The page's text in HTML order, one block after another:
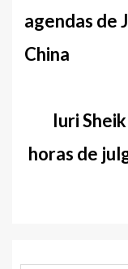
notícias
agendas de
China
Iuri
horas de